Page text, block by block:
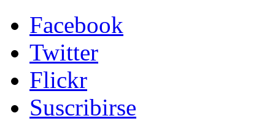
Facebook
Twitter
Flickr
Suscribirse